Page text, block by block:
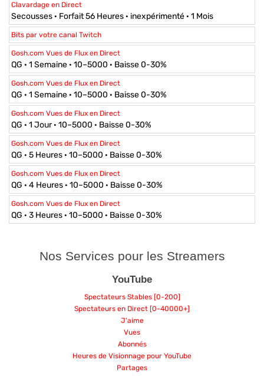
Clavardage en Direct
Secousses · Forfait 56 Heures · inexpérimenté · 1 Mois
Bits par votre canal Twitch
Gosh.com Vues de Flux en Direct
QG · 1 Semaine · 10–5000 · Baisse 0-30%
Gosh.com Vues de Flux en Direct
QG · 1 Semaine · 10–5000 · Baisse 0-30%
Gosh.com Vues de Flux en Direct
QG · 1 Jour · 10–5000 · Baisse 0-30%
Gosh.com Vues de Flux en Direct
QG · 5 Heures · 10–5000 · Baisse 0-30%
Gosh.com Vues de Flux en Direct
QG · 4 Heures · 10–5000 · Baisse 0-30%
Gosh.com Vues de Flux en Direct
QG · 3 Heures · 10–5000 · Baisse 0-30%
Nos Services pour les Streamers
YouTube
Spectateurs Stables [0-200]
Spectateurs en Direct [0-40000+]
J'aime
Vues
Abonnés
Heures de Visionnage pour YouTube
Partages